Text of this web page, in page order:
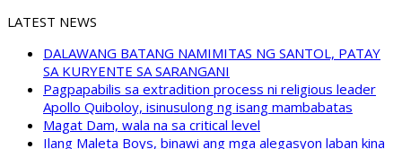
LATEST NEWS
DALAWANG BATANG NAMIMITAS NG SANTOL, PATAY
SA KURYENTE SA SARANGANI
Pagpapabilis sa extradition process ni religious leader
Apollo Quiboloy, isinusulong ng isang mambabatas
Magat Dam, wala na sa critical level
Ilang Maleta Boys, binawi ang mga alegasyon laban kina